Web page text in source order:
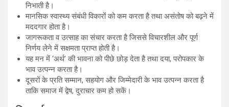
निभाती है।
मानसिक स्वास्थ्य संबंधी विकारों को कम करता है तथा असंतोष को बढ़ने में
मददगार होता है।
जागरूकता व उत्साह का संचार करता है जिससे विचारशील और पूर्ण
निर्णय लेने में सक्षमता प्राप्त होती है।
यह मन में ‘अर्थ’ की भावना को पीछे छोड़ देता है तथा दया, परोपकार के
भाव उत्पन्न करता है।
दूसरों के प्रति सम्मान, सहयोग और जिम्मेदारी के भाव उत्पन्न करता है
ताकि समाज में द्वेष, दुराचार कम हो सकें।